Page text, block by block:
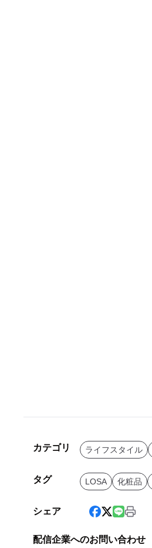
カテゴリ ライフスタイル
タグ LOSA 化粧品
シェア
配信企業へのお問い合わせ